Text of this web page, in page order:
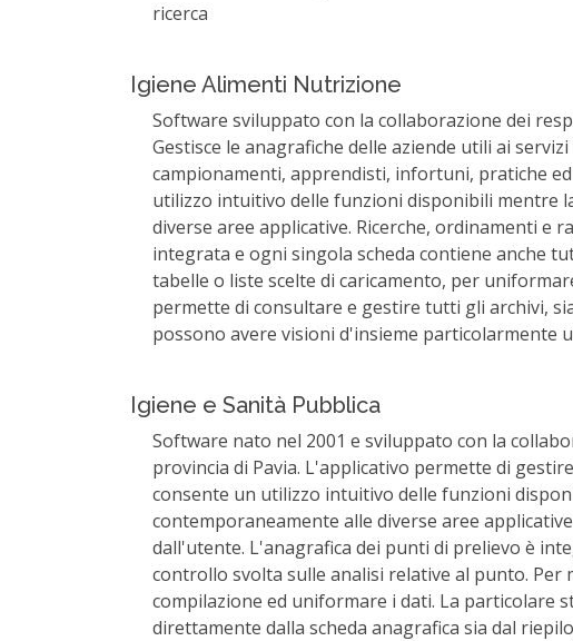
ricerca
Igiene Alimenti Nutrizione
Software sviluppato con la collaborazione dei
Gestisce le anagrafiche delle aziende utili ai
campionamenti, apprendisti, infortuni, pratiche
utilizzo intuitivo delle funzioni disponibili mentre
diverse aree applicative. Ricerche, ordinamenti
integrata e ogni singola scheda contiene anche
tabelle o liste scelte di caricamento, per
permette di consultare e gestire tutti gli archivi,
possono avere visioni d'insieme particolarmente
Igiene e Sanità Pubblica
Software nato nel 2001 e sviluppato con la
provincia di Pavia. L'applicativo permette di
consente un utilizzo intuitivo delle funzioni
contemporaneamente alle diverse aree
dall'utente. L'anagrafica dei punti di prelievo è
controllo svolta sulle analisi relative al punto. Per
compilazione ed uniformare i dati. La particolare
direttamente dalla scheda anagrafica sia dal